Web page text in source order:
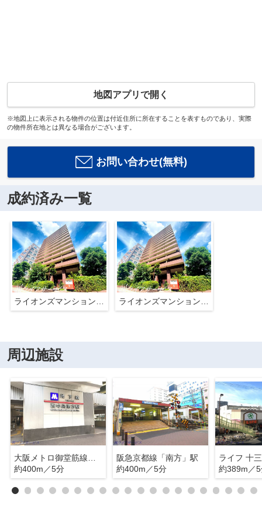
地図アプリで開く
※地図上に表示される物件の位置は付近住所に所在することを表すものであり、実際
の物件所在地とは異なる場合がございます。
お問い合わせ(無料)
成約済み一覧
周辺施設
約400m／5分
阪急京都線「南方」駅
約400m／5分
ライフ 十
約389m／